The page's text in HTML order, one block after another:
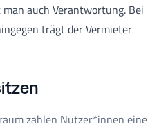
auch Verantwortung. Bei
trägt der Vermieter
zahlen Nutzer*innen eine